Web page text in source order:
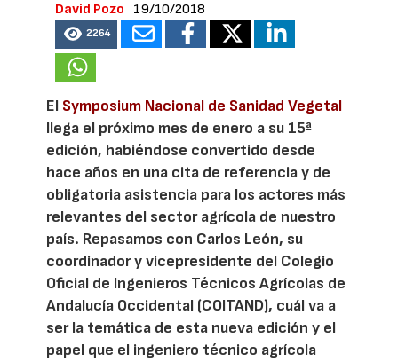
David Pozo 19/10/2018
2264
El Symposium Nacional de Sanidad Vegetal
llega el próximo mes de enero a su 15ª
edición, habiéndose convertido desde
hace años en una cita de referencia y de
obligatoria asistencia para los actores más
relevantes del sector agrícola de nuestro
país. Repasamos con Carlos León, su
coordinador y vicepresidente del Colegio
Oficial de Ingenieros Técnicos Agrícolas de
Andalucía Occidental (COITAND), cuál va a
ser la temática de esta nueva edición y el
papel que el ingeniero técnico agrícola